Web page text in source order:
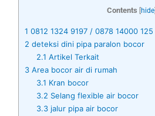
Contents hide]
1 0812 1324 9197 / 0878 14000 125
2 deteksi dini pipa paralon bocor
2.1 Artikel Terkait
3 Area bocor air di rumah
3.1 Kran bocor
3.2 Selang flexible air bocor
3.3jalur pipa air bocor